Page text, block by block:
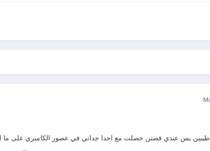
بس عندي قصتن حصلت مع احدا جداتي في عصور الكامبري على ما